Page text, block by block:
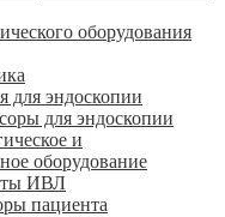
оборудования
для эндоскопии
для эндоскопии
и
оборудование
ИВЛ
пациента